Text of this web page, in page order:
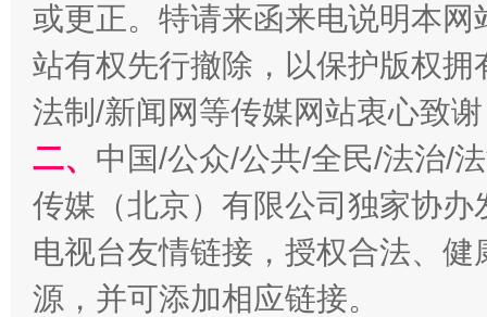
“刷贴”乱象丛生
生
或更正。特请来函来电说明本
站有权先行撤除，以保护版权
法制/新闻网等传媒网站衷心致
二、 中国/公众/公共/全民/法治/
传媒（北京）有限公司独家协
电视台友情链接，授权合法、
源，并可添加相应链接。